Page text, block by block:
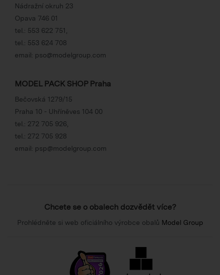
Nádražní okruh 23
Opava 746 01
tel.: 553 622 751
tel.: 553 624 708
email: pso@modelgroup.com
MODEL PACK SHOP Praha
Bečovská 1279/15
Praha 10 - Uhříněves 104 00
tel.: 272 705 926
tel.: 272 705 928
email: psp@modelgroup.com
Chcete se o obalech dozvědět více?
Prohlédněte si web oficiálního výrobce obalů Model Group